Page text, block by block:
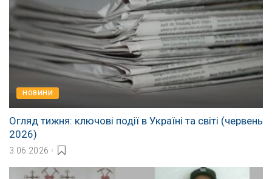
НОВИНИ
Огляд тижня: ключові події в Україні та світі (червень
2026)
3.06.2026